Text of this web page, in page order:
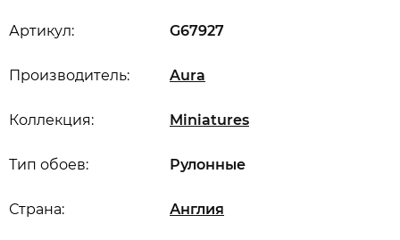
Артикул: G67927
Производитель: Aura
Коллекция: Miniatures
Страна: Англия
Тип обоев: Рулонные